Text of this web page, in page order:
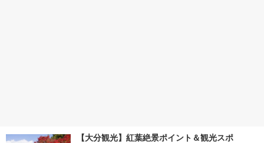
【大分観光】紅葉絶景ポイント＆観光スポ